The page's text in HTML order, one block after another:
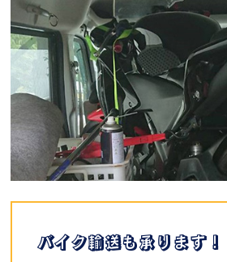
バイク輸送も承ります！